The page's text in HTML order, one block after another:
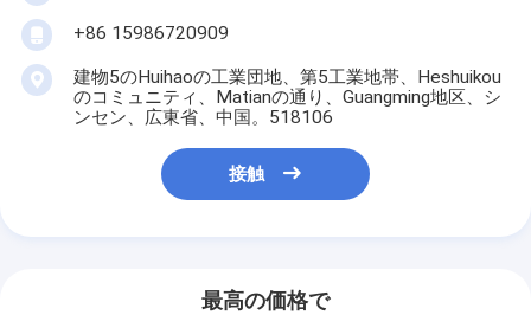
+86 15986720909
建物5のHuihaoの工業団地、第5工業地帯、Heshuikou
のコミュニティ、Matianの通り、Guangming地区、シ
ンセン、広東省、中国。518106
接触
最高の価格で